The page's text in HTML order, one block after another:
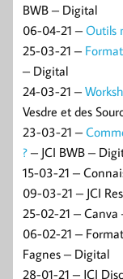
BWB – Digital
06-04-21 – Outils
25-03-21 –
– Digital
24-03-21 –
Vesdre et des
23-03-21 –
? – JCI BWB –
15-03-21 –
09-03-21 – JCI
25-02-21 – Canva
06-02-21 –
Fagnes – Digital
28-01-21 – JCI